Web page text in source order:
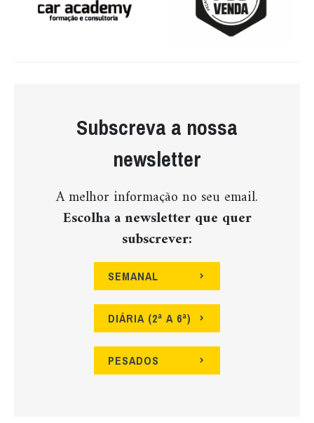
Subscreva a nossa
newsletter
A melhor informação no seu email.
Escolha a newsletter que quer
subscrever:
SEMANAL
DIÁRIA (2ª A 6ª)
PESADOS